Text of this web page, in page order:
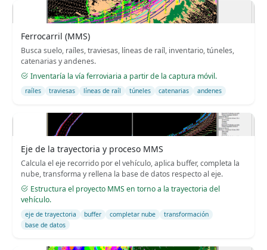
Ferrocarril (MMS)
Busca suelo, raíles, traviesas, líneas de raíl, inventario, túneles,
catenarias y andenes.
Inventaría la vía ferroviaria a partir de la captura móvil.
raíles traviesas líneas de raíl túneles catenarias andenes
Eje de la trayectoria y proceso MMS
Calcula el eje recorrido por el vehículo, aplica buffer, completa la
nube, transforma y rellena la base de datos respecto al eje.
Estructura el proyecto MMS en torno a la trayectoria del
vehículo.
eje de trayectoria buffer completar nube
transformación
base de datos